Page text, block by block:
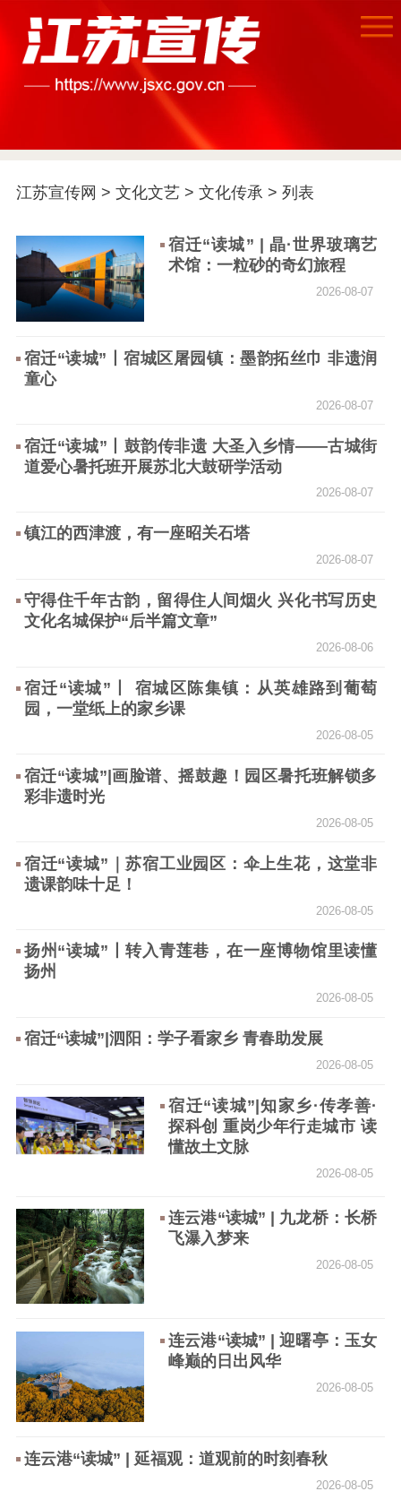
首页
江苏要闻
通知公告 信息公开制度
信息公开指南
工作动态
研究阐释
哲学社科
社科强省 工作通知
新闻宣传
记者之家
品牌栏目
精品生产 文化惠民
文化传承
文化交流
紫艺舞台
精神文明
文明培育
先进典型
思想政治教育 爱国主义教育
全民国防教育
红色资源保护利
用
精品出版 全民阅读
电影市场
江苏宣传网 > 文化文艺> 文化传承 > 列表
宿迁“读城” | 晶·世界玻璃艺
术馆：一粒砂的奇幻旅程
2026-08-07
宿迁“读城”丨宿城区屠园镇：墨韵拓丝巾 非遗润
童心
2026-08-07
宿迁“读城”丨鼓韵传非遗 大圣入乡情——古城街
道爱心暑托班开展苏北大鼓研学活动
2026-08-07
镇江的西津渡，有一座昭关石塔
2026-08-07
守得住千年古韵，留得住人间烟火 兴化书写历史
文化名城保护“后半篇文章”
2026-08-06
宿迁“读城”丨 宿城区陈集镇：从英雄路到葡萄
园，一堂纸上的家乡课
2026-08-05
宿迁“读城”|画脸谱、摇鼓趣！园区暑托班解锁多
彩非遗时光
2026-08-05
宿迁“读城”｜苏宿工业园区：伞上生花，这堂非
遗课韵味十足！
2026-08-05
扬州“读城”丨转入青莲巷，在一座博物馆里读懂
扬州
2026-08-05
宿迁“读城”|泗阳：学子看家乡 青春助发展
2026-08-05
宿迁“读城”|知家乡·传孝善·
探科创 重岗少年行走城市 读
懂故土文脉
2026-08-05
连云港“读城” | 九龙桥：长桥
飞瀑入梦来
2026-08-05
连云港“读城” | 迎曙亭：玉女
峰巅的日出风华
2026-08-05
连云港“读城” | 延福观：道观前的时刻春秋
2026-08-05